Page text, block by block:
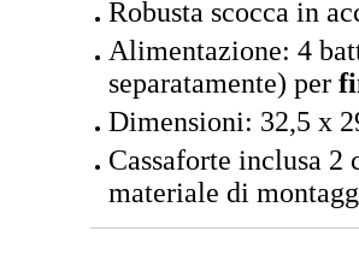
Robusta scocca in
Alimentazione: 4
separatamente) per
Dimensioni: 32,5 x
Cassaforte inclusa
materiale di